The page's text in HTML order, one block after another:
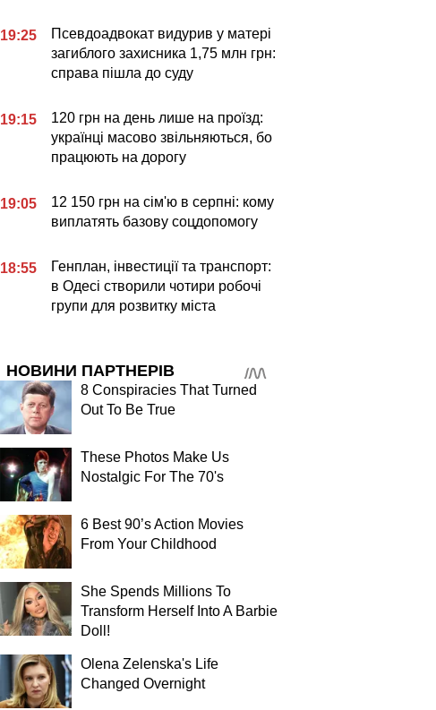
19:25
Псевдоадвокат видурив у матері
загиблого захисника 1,75 млн грн:
справа пішла до суду
19:15
120 грн на день лише на проїзд:
українці масово звільняються, бо
працюють на дорогу
19:05
12 150 грн на сім'ю в серпні: кому
виплатять базову соцдопомогу
18:55
Генплан, інвестиції та транспорт:
в Одесі створили чотири робочі
групи для розвитку міста
НОВИНИ ПАРТНЕРІВ
8 Conspiracies That Turned
Out To Be True
These Photos Make Us
Nostalgic For The 70's
6 Best 90’s Action Movies
From Your Childhood
She Spends Millions To
Transform Herself Into A Barbie
Doll!
Olena Zelenska's Life
Changed Overnight